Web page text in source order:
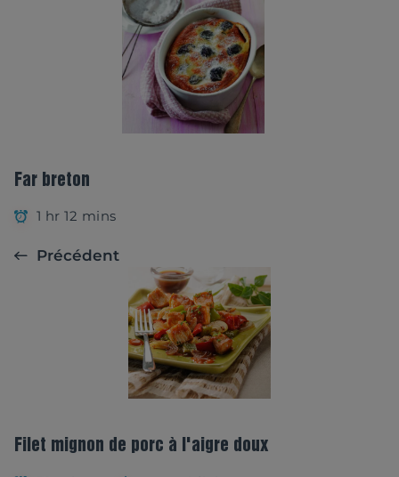
Far breton
1 hr 12 mins
Précédent
Filet mignon de porc à l'aigre doux